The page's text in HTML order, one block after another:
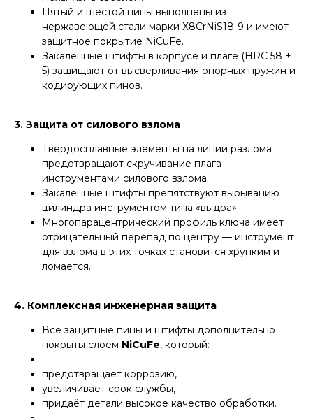
Пятый и шестой пины выполнены из
нержавеющей стали марки Х8CrNiS18-9 и имеют
защитное покрытие NiCuFe.
Закалённые штифты в корпусе и плагe (HRC 58 ±
5) защищают от высверливания опорных пружин и
кодирующих пинов.
3. Защита от силового взлома
Твердосплавные элементы на линии разлома
предотвращают скручивание плага
инструментами силового взлома.
Закалённые штифты препятствуют вырыванию
цилиндра инструментом типа «выдра».
Многопарацентрический профиль ключа имеет
отрицательный перепад по центру — инструмент
для взлома в этих точках становится хрупким и
ломается.
4. Комплексная инженерная защита
Все защитные пины и штифты дополнительно
покрыты слоем NiCuFe, который:
предотвращает коррозию,
увеличивает срок службы,
придаёт детали высокое качество обработки.